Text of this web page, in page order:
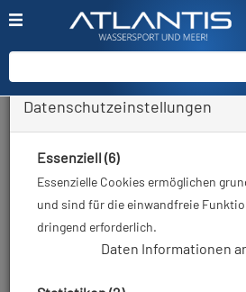
Fin Clips
Hersteller
Datenschutzeinstellungen
Essenziell (6)
Essenzielle Cookies ermöglichen
und sind für die einwandfreie
dringend erforderlich.
Daten Informationen